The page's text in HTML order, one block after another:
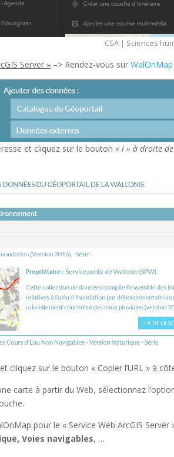
CSA | Sciences
Server » –> Rendez-vous surWalOnMap
et cliquez sur le bouton« i » à droite
cliquez sur le bouton « Copier l’URL » à
carte à partir du Web, sélectionnez
pour le « Service Web ArcGIS Server
Voies navigables, …